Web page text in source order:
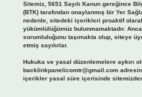
Sitemiz, 5651 Sayılı Kanun gereğince
(BTK) tarafından onaylanmış bir Yer
nedenle, sitedeki içerikleri proaktif
yükümlülüğümüz bulunmamaktadır.
sorumluluğunu taşımakta olup, siteye
etmiş sayılırlar.
Hukuka ve yasal düzenlemelere aykırı
backlinkpanelicomtr@gmail.com
içerikler yasal süre içerisinde sitemizden